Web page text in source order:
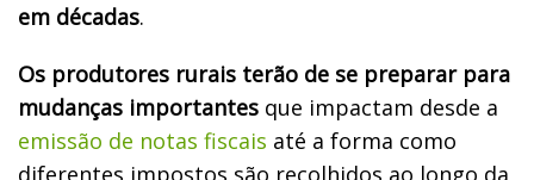
em décadas.
Os produtores rurais terão de se preparar para
mudanças importantes que impactam desde a
emissão de notas fiscais até a forma como
diferentes impostos são recolhidos ao longo da